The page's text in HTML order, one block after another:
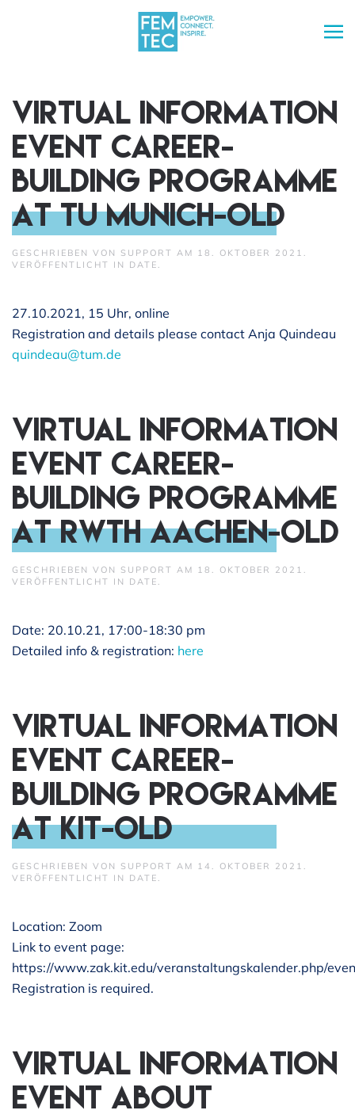
Skip to main content
VIRTUAL INFORMATION
EVENT CAREER-
BUILDING PROGRAMME
AT TU Munich-old
GESCHRIEBEN VON SUPPORT AM 18. OKTOBER 2021 .
VERÖFFENTLICHT IN DATE.
27.10.2021, 15 Uhr, online
Registration and details please contact Anja Quindeau
quindeau@tum.de
VIRTUAL INFORMATION
EVENT CAREER-
BUILDING PROGRAMME
AT RWTH Aachen-old
GESCHRIEBEN VON SUPPORT AM 18. OKTOBER 2021 .
VERÖFFENTLICHT IN DATE.
Date: 20.10.21, 17:00-18:30 pm
Detailed info & registration: here
VIRTUAL INFORMATION
EVENT CAREER-
BUILDING PROGRAMME
AT KIT-old
GESCHRIEBEN VON SUPPORT AM 14. OKTOBER 2021 .
VERÖFFENTLICHT IN DATE.
Location: Zoom
Link to event page:
https://www.zak.kit.edu/veranstaltungskalender.php/
Registration is required.
Virtual information
event about